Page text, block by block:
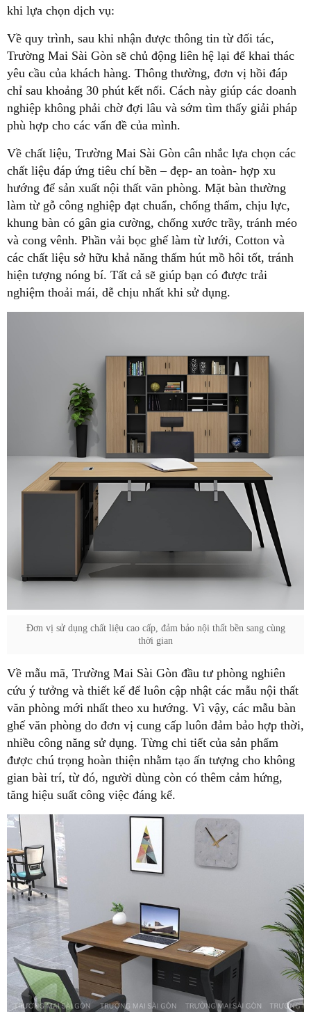
khi lựa chọn dịch vụ:
Về quy trình, sau khi nhận được thông tin từ đối tác,
Trường Mai Sài Gòn sẽ chủ động liên hệ lại để khai thác
yêu cầu của khách hàng. Thông thường, đơn vị hồi đáp
chỉ sau khoảng 30 phút kết nối. Cách này giúp các doanh
nghiệp không phải chờ đợi lâu và sớm tìm thấy giải pháp
phù hợp cho các vấn đề của mình.
Về chất liệu, Trường Mai Sài Gòn cân nhắc lựa chọn các
chất liệu đáp ứng tiêu chí bền – đẹp- an toàn- hợp xu
hướng để sản xuất nội thất văn phòng. Mặt bàn thường
làm từ gỗ công nghiệp đạt chuẩn, chống thấm, chịu lực,
khung bàn có gân gia cường, chống xước trầy, tránh méo
và cong vênh. Phần vải bọc ghế làm từ lưới, Cotton và
các chất liệu sở hữu khả năng thấm hút mồ hôi tốt, tránh
hiện tượng nóng bí. Tất cả sẽ giúp bạn có được trải
nghiệm thoải mái, dễ chịu nhất khi sử dụng.
Đơn vị sử dụng chất liệu cao cấp, đảm bảo nội thất bền sang cùng
thời gian
Về mẫu mã, Trường Mai Sài Gòn đầu tư phòng nghiên
cứu ý tưởng và thiết kế để luôn cập nhật các mẫu nội thất
văn phòng mới nhất theo xu hướng. Vì vậy, các mẫu bàn
ghế văn phòng do đơn vị cung cấp luôn đảm bảo hợp thời,
nhiều công năng sử dụng. Từng chi tiết của sản phẩm
được chú trọng hoàn thiện nhằm tạo ấn tượng cho không
gian bài trí, từ đó, người dùng còn có thêm cảm hứng,
tăng hiệu suất công việc đáng kể.